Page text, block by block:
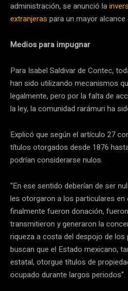
administración, se anunció la
extranjeras para un mayor
Medios para impugnar
Para Isabel Saldivar de Contec,
han sido utilizando mecanismos
legalmente, pero por la falta de
la ley, la comunidad rarámuri ha
Explicó que según el artículo 27
títulos otorgados desde 1876
podrían considerarse nulos.
“En ese sentido deberían de ser
les otorgaron a los particulares en
finalmente fueron donación,
transmitieron y generaron la
riqueza a costa del despojo de
buscan que el Estado mexicano,
estatal, otorgue títulos de
ocupado durante largos periodos”.